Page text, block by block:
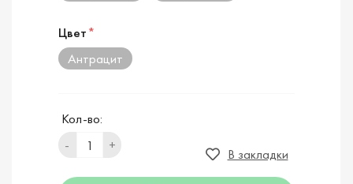
Цвет*
Антрацит
Кол-во:
-
+
В закладки